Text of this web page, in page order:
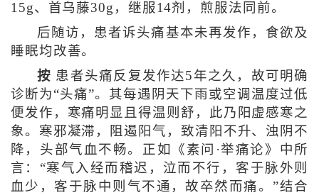
15g、首乌藤30g，继服14剂，煎服法同前。
后随访，患者诉头痛基本未再发作，食欲及
睡眠均改善。
按 患者头痛反复发作达5年之久，故可明确
诊断为“头痛”。其每遇阴天下雨或空调温度过低
便发作，寒痛明显且得温则舒，此乃阳虚感寒之
象。寒邪凝滞，阻遏阳气，致清阳不升、浊阴不
降，头部气血不畅。正如《素问·举痛论》中所
言：“寒气入经而稽迟，泣而不行，客于脉外则
血少，客于脉中则气不通，故卒然而痛。”结合